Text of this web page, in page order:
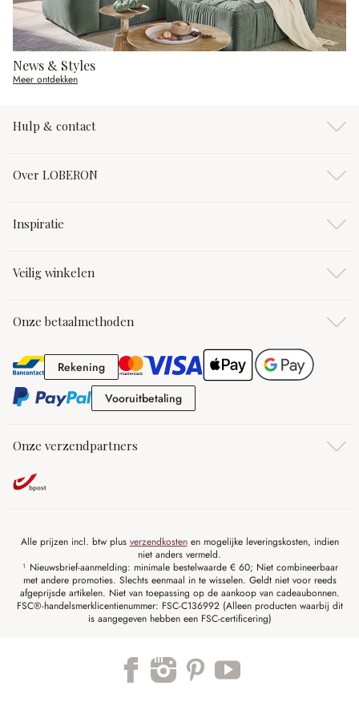
News & Styles
Meer ontdekken
Hulp & contact
Over LOBERON
Inspiratie
Veilig winkelen
Onze betaalmethoden
RekeningRekening
VooruitbetalingVooruitbetaling
Onze verzendpartners
Alle prijzen incl. btw plus verzendkostenen mogelijke leveringskosten, indien
niet anders vermeld.
¹ Nieuwsbrief-aanmelding: minimale bestelwaarde € 60; Niet combineerbaar
met andere promoties. Slechts eenmaal in te wisselen. Geldt niet voor reeds
afgeprijsde artikelen. Niet van toepassing op de aankoop van cadeaubonnen.
FSC®-handelsmerklicentienummer: FSC-C136992 (Alleen producten waarbij dit
is aangegeven hebben een FSC-certificering)